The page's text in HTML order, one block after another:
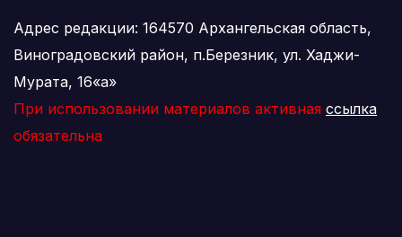
Адрес редакции: 164570 Архангельская область,
Виноградовский район, п.Березник, ул. Хаджи-
Мурата, 16«а»
При использовании материалов активная ссылка
обязательна